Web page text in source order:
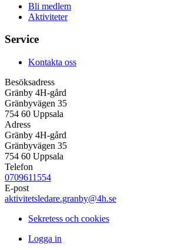
Bli medlem
Aktiviteter
Service
Kontakta oss
Besöksadress
Gränby 4H-gård
Gränbyvägen 35
754 60 Uppsala
Adress
Gränby 4H-gård
Gränbyvägen 35
754 60 Uppsala
Telefon
0709611554
E-post
aktivitetsledare.granby@4h.se
Sekretess och cookies
Logga in